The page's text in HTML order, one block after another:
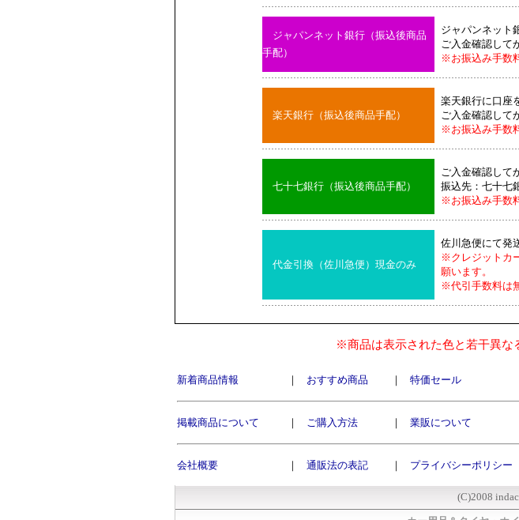
ジャパンネット銀行（振込後商品
手配）
ジャパンネット
ご入金確認して
※お振込み手数
楽天銀行（振込後商品手配）
楽天銀行に口座
ご入金確認して
※お振込み手数
七十七銀行（振込後商品手配）
ご入金確認して
振込先：七十七
※お振込み手数
代金引換（佐川急便）現金のみ
佐川急便にて発
※クレジットカ
願います。
※代引手数料は
※商品は表示された色と若干異な
新着商品情報 ｜ おすすめ商品 ｜ 特価セール
掲載商品について ｜ ご購入方法 ｜ 業販について
会社概要 ｜ 通販法の表記 ｜ プライバシーポリシー
(C)2008